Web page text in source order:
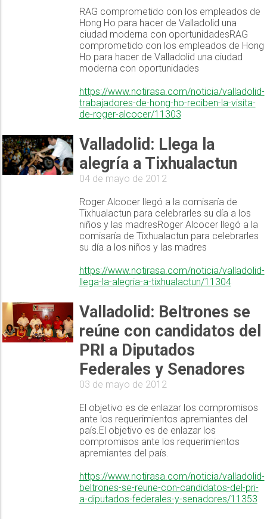
RAG comprometido con los empleados de
Hong Ho para hacer de Valladolid una
ciudad moderna con oportunidadesRAG
comprometido con los empleados de Hong
Ho para hacer de Valladolid una ciudad
moderna con oportunidades
https://www.notirasa.com/noticia/valladolid-
trabajadores-de-hong-ho-reciben-la-visita-
de-roger-alcocer/11303
Valladolid: Llega la
alegría a Tixhualactun
04 de mayo de 2012
Roger Alcocer llegó a la comisaría de
Tixhualactun para celebrarles su día a los
niños y las madresRoger Alcocer llegó a la
comisaría de Tixhualactun para celebrarles
su día a los niños y las madres
https://www.notirasa.com/noticia/valladolid-
llega-la-alegria-a-tixhualactun/11304
Valladolid: Beltrones se
reúne con candidatos del
PRI a Diputados
Federales y Senadores
03 de mayo de 2012
El objetivo es de enlazar los compromisos
ante los requerimientos apremiantes del
país.El objetivo es de enlazar los
compromisos ante los requerimientos
apremiantes del país.
https://www.notirasa.com/noticia/valladolid-
beltrones-se-reune-con-candidatos-del-pri-
a-diputados-federales-y-senadores/11353